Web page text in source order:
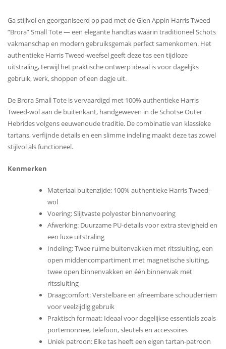
Ga stijlvol en georganiseerd op pad met de Glen Appin Harris Tweed
“Brora” Small Tote — een elegante handtas waarin traditioneel Schots
vakmanschap en modern gebruiksgemak perfect samenkomen. Het
authentieke Harris Tweed-weefsel geeft deze tas een tijdloze
uitstraling, terwijl het praktische ontwerp ideaal is voor dagelijks
gebruik, werk, shoppen of een dagje uit.
De Brora Small Tote is vervaardigd met 100% authentieke Harris
Tweed-wol aan de buitenkant, handgeweven in de Schotse Outer
Hebrides volgens eeuwenoude traditie. De combinatie van klassieke
tartans, verfijnde details en een slimme indeling maakt deze tas zowel
stijlvol als functioneel.
Kenmerken
Materiaal buitenzijde: 100% authentieke Harris Tweed-
wol
Voering: Slijtvaste polyester binnenvoering
Afwerking: Duurzame PU-details voor extra stevigheid en
een luxe uitstraling
Indeling: Twee ruime buitenvakken met ritssluiting, een
open middencompartiment met magnetische sluiting,
twee open binnenvakken en één binnenvak met
ritssluiting
Draagcomfort: Verstelbare en afneembare schouderriem
voor veelzijdig gebruik
Praktisch formaat: Ideaal voor dagelijkse essentials zoals
portemonnee, telefoon, sleutels en accessoires
Uniek patroon: Elke tas heeft een eigen tartan-patroon